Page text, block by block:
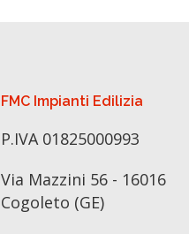
FMC Impianti Edilizia
P.IVA 01825000993
Via Mazzini 56 - 16016
Cogoleto (GE)